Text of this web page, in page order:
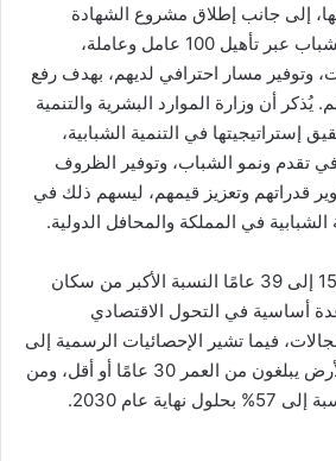
إلى جانب إطلاق مشروع الشهادة
الاحترافية للعاملين مع الشباب عبر تأهيل 100 عامل وعاملة،
وتوفير مسار احترافي لديهم، بهدف رفع
يُذكر أن وزارة الموارد البشرية والتنمية
إستراتيجيتها في التنمية الشبابية،
في تقدم ونمو الشباب، وتوفير الظروف
قدراتهم وتعزيز قيمهم، ليسهم ذلك في
في المملكة والمحافل الدولية.
ويُشكل الشباب من سن 15 إلى 39 عامًا النسبة الأكبر من سكان
أساسية في التحول الاقتصادي
فيما تشير الإحصائيات الرسمية إلى
أن نصف سكان كوكب الأرض يبلغون من العمر 30 عامًا أو أقل، ومن
عام 2030.